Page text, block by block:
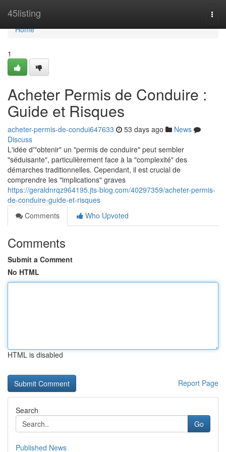
45listing
Home
Home
1
Acheter Permis de Conduire :
Guide et Risques
acheter-permis-de-condui647633 53 days ago
News
Discuss
L'idée d'"obtenir" un "permis de conduire" peut sembler
"séduisante", particulièrement face à la "complexité" des
démarches traditionnelles. Cependant, il est crucial de
comprendre les "implications" graves
https://geraldnrqz964195.jts-blog.com/40297359/acheter-permis-
de-conduire-guide-et-risques
Comments
Who Upvoted
Comments
Submit a Comment
No HTML
HTML is disabled
Report Page
Search
Go
Published News